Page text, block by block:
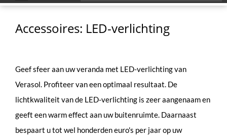
Accessoires: LED-verlichting
Geef sfeer aan uw veranda met LED-verlichting van
Verasol. Profiteer van een optimaal resultaat. De
lichtkwaliteit van de LED-verlichting is zeer aangenaam en
geeft een warm effect aan uw buitenruimte. Daarnaast
bespaart u tot wel honderden euro's per jaar op uw